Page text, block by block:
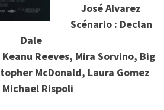
José Alvarez
Scénario : Declan
Dale
Reeves, Mira Sorvino, Big
McDonald, Laura Gomez
Rispoli